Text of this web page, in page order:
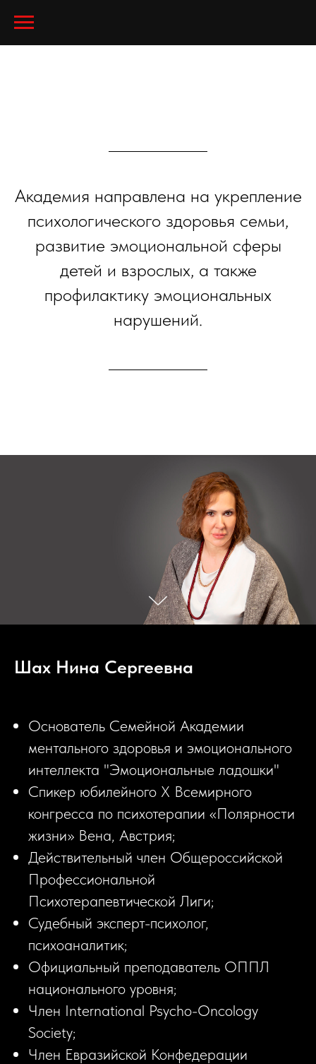
Академия направлена на укрепление
психологического здоровья семьи,
развитие эмоциональной сферы
детей и взрослых, а также
профилактику эмоциональных
нарушений.
Шах Нина Сергеевна
Основатель Семейной Академии
ментального здоровья и эмоционального
интеллекта "Эмоциональные ладошки"
Спикер юбилейного X Всемирного
конгресса по психотерапии «Полярности
жизни» Вена, Австрия;
Действительный член Общероссийской
Профессиональной
Психотерапевтической Лиги;
Судебный эксперт-психолог,
психоаналитик;
Официальный преподаватель ОППЛ
национального уровня;
Член International Psycho-Oncology
Society;
Член Евразийской Конфедерации